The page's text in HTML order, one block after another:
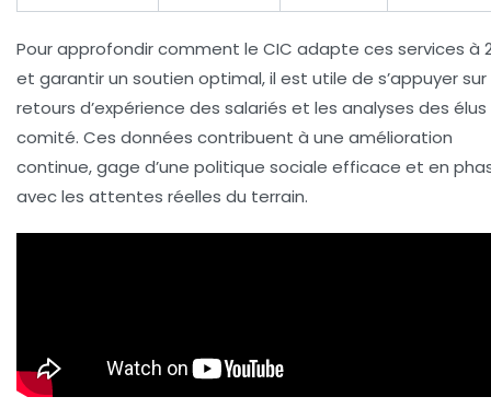
Pour approfondir comment le CIC adapte ces services à
et garantir un soutien optimal, il est utile de s’appuyer sur
retours d’expérience des salariés et les analyses des élus
comité. Ces données contribuent à une amélioration
continue, gage d’une politique sociale efficace et en
avec les attentes réelles du terrain.